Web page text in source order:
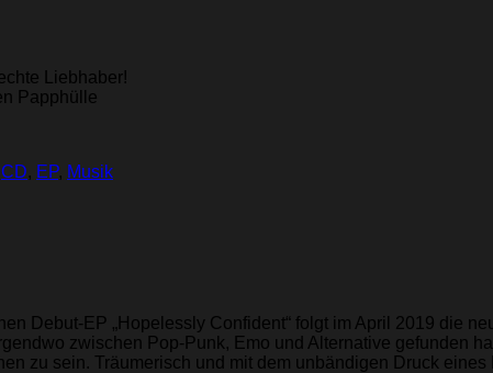
Liebhaber!
Papphülle
CD, EP, Musik
Debut-EP „Hopelessly Confident“ folgt im April 2019 die
zwischen Pop-Punk, Emo und Alternative gefunden
zu sein. Träumerisch und mit dem unbändigen Druck